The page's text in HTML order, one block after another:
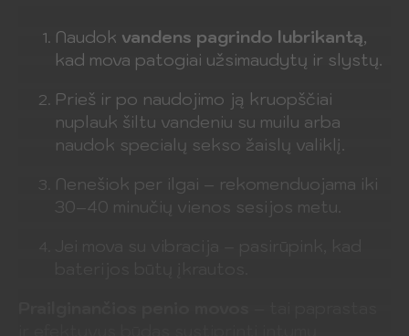
Naudok vandens pagrindo lubrikantą,
kad mova patogiai užsimaudytų ir slystų.
Prieš ir po naudojimo ją kruopščiai
nuplauk šiltu vandeniu su muilu arba
naudok specialų sekso žaislų valiklį.
Nenešiok per ilgai – rekomenduojama iki
30–40 minučių vienos sesijos metu.